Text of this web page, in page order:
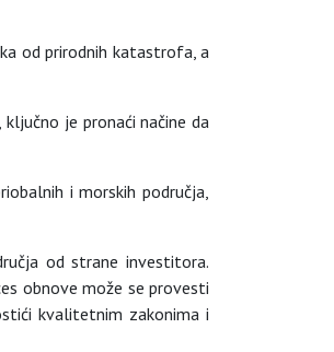
od prirodnih katastrofa, a
je pronaći načine da
i morskih područja,
od strane investitora.
obnove može se provesti
kvalitetnim zakonima i